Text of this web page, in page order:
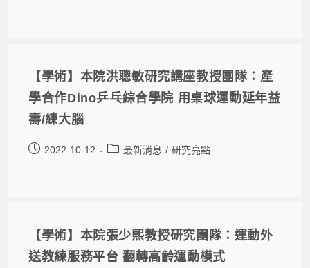
【學術】本院洪聰敏研究講座教授團隊：產
學合作Dino乒乓綜合學院 用桌球運動延年益
壽/練大腦
2022-10-12 最新消息 / 研究亮點
【學術】本院張少熙教授研究團隊：運動外
送教練服務平台 翻轉高齡運動模式